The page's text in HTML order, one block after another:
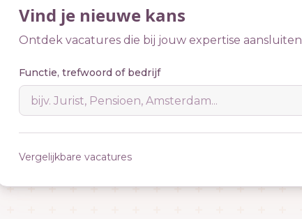
Vind je nieuwe kans
Ontdek vacatures die bij jouw expertise aansluiten
Functie, trefwoord of bedrijf
Vergelijkbare vacatures